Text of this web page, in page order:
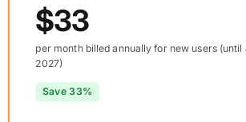
$33
per month billed annually for new users (until
2027)
Save 33%